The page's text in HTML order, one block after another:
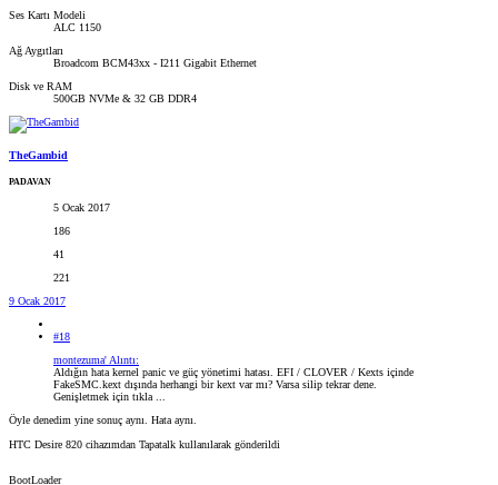
Ses Kartı Modeli
ALC 1150
Ağ Aygıtları
Broadcom BCM43xx - I211 Gigabit Ethernet
Disk ve RAM
500GB NVMe & 32 GB DDR4
TheGambid
PADAVAN
5 Ocak 2017
186
41
221
9 Ocak 2017
#18
montezuma' Alıntı:
Aldığın hata kernel panic ve güç yönetimi hatası. EFI / CLOVER / Kexts içinde
FakeSMC.kext dışında herhangi bir kext var mı? Varsa silip tekrar dene.
Genişletmek için tıkla ...
Öyle denedim yine sonuç aynı. Hata aynı.
HTC Desire 820 cihazımdan Tapatalk kullanılarak gönderildi
BootLoader